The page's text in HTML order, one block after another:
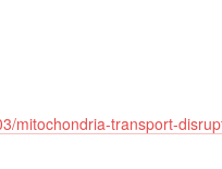
mitochondria-transport-